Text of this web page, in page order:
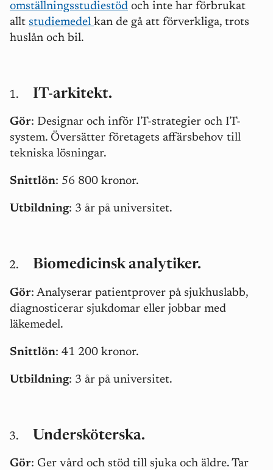
omställningsstudiestöd och inte har förbrukat
allt studiemedel kan de gå att förverkliga, trots
huslån och bil.
IT-arkitekt.
Gör: Designar och inför IT-strategier och IT-
system. Översätter företagets affärsbehov till
tekniska lösningar.
Snittlön: 56 800 kronor.
Utbildning: 3 år på universitet.
Biomedicinsk analytiker.
Gör: Analyserar patientprover på sjukhuslabb,
diagnosticerar sjukdomar eller jobbar med
läkemedel.
Snittlön: 41 200 kronor.
Utbildning: 3 år på universitet.
Undersköterska.
Gör: Ger vård och stöd till sjuka och äldre. Tar